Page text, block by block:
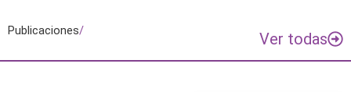
Publicaciones/ Ver todas